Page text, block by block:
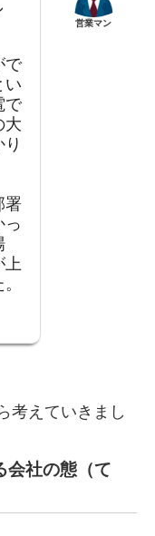
で
い
で
大
署
っ
上
営業マン
考えていきまし
会社の態（て